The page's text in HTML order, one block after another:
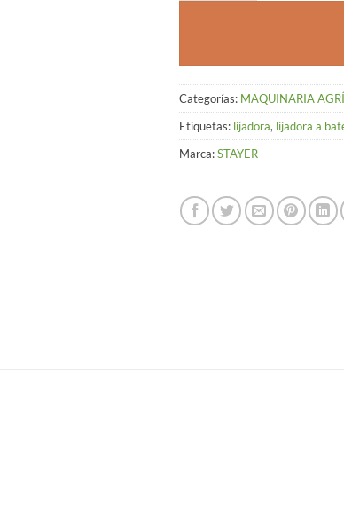
Categorías: MAQUINARIA
Etiquetas: lijadora, lijadora a
Marca:STAYER